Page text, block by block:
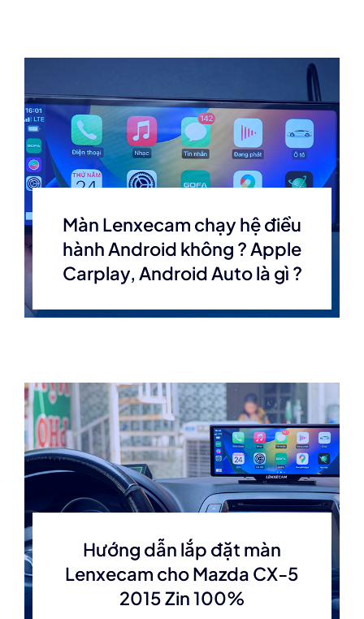
Màn Lenxecam chạy hệ điều
hành Android không ? Apple
Carplay, Android Auto là gì ?
Hướng dẫn lắp đặt màn
Lenxecam cho Mazda CX-5
2015 Zin 100%